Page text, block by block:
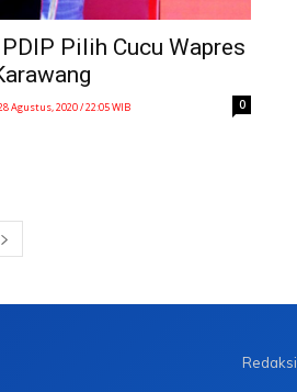
Pilih Cucu Wapres
Agustus, 2020 / 22:05 WIB 0
Redaksi